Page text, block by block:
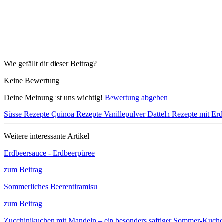
Wie gefällt dir dieser Beitrag?
Keine Bewertung
Deine Meinung ist uns wichtig! Bewertung abgeben
Süsse Rezepte Quinoa Rezepte VanillepulverDatteln Rezepte mit
Weitere interessante Artikel
Erdbeersauce - Erdbeerpüree
zum Beitrag
Sommerliches Beerentiramisu
zum Beitrag